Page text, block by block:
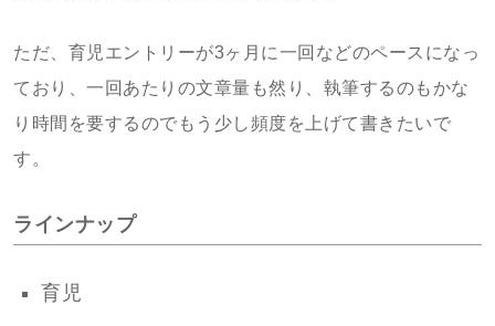
ただ、育児エントリーが3ヶ月に一回などのペースになっ
ており、一回あたりの文章量も然り、執筆するのもかな
り時間を要するのでもう少し頻度を上げて書きたいで
す。
ラインナップ
育児